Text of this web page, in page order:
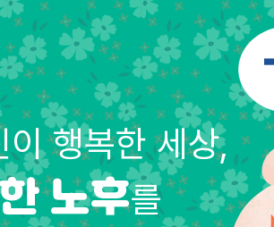
이 행복한 세상,
노후를